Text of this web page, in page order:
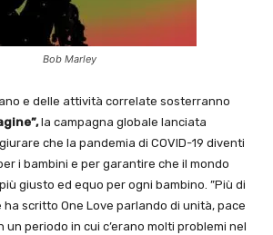
Bob Marley
e delle attività correlate sosterranno
la campagna globale lanciata
che la pandemia di COVID-19 diventi
i bambini e per garantire che il mondo
giusto ed equo per ogni bambino. ”Più di
ha scritto One Love parlando di unità, pace
un periodo in cui c’erano molti problemi nel